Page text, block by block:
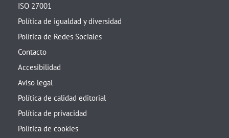
ISO 27001
Política de igualdad y diversidad
Política de Redes Sociales
Contacto
Accesibilidad
Aviso legal
Política de calidad editorial
Política de privacidad
Política de cookies